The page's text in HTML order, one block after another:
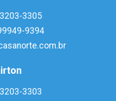
3305
9394
3303